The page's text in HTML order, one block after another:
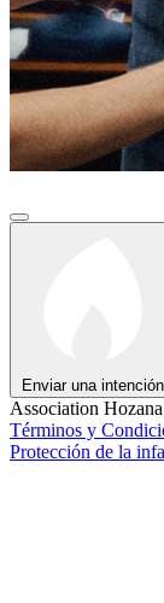
Enviar una intención
Association
Términos y
Protección de la